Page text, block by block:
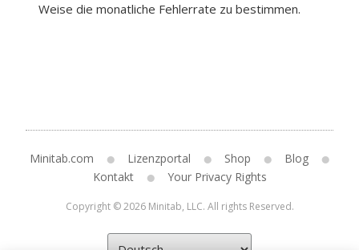
Weise die monatliche Fehlerrate zu bestimmen.
Minitab.com Lizenzportal Shop
Blog
Kontakt
Your Privacy Rights
Copyright © 2026 Minitab, LLC. All rights Reserved.